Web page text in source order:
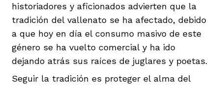
historiadores y aficionados advierten que la
tradición del vallenato se ha afectado, debido
a que hoy en día el consumo masivo de este
género se ha vuelto comercial y ha ido
dejando atrás sus raíces de juglares y poetas.
Seguir la tradición es proteger el alma del
del Cesar